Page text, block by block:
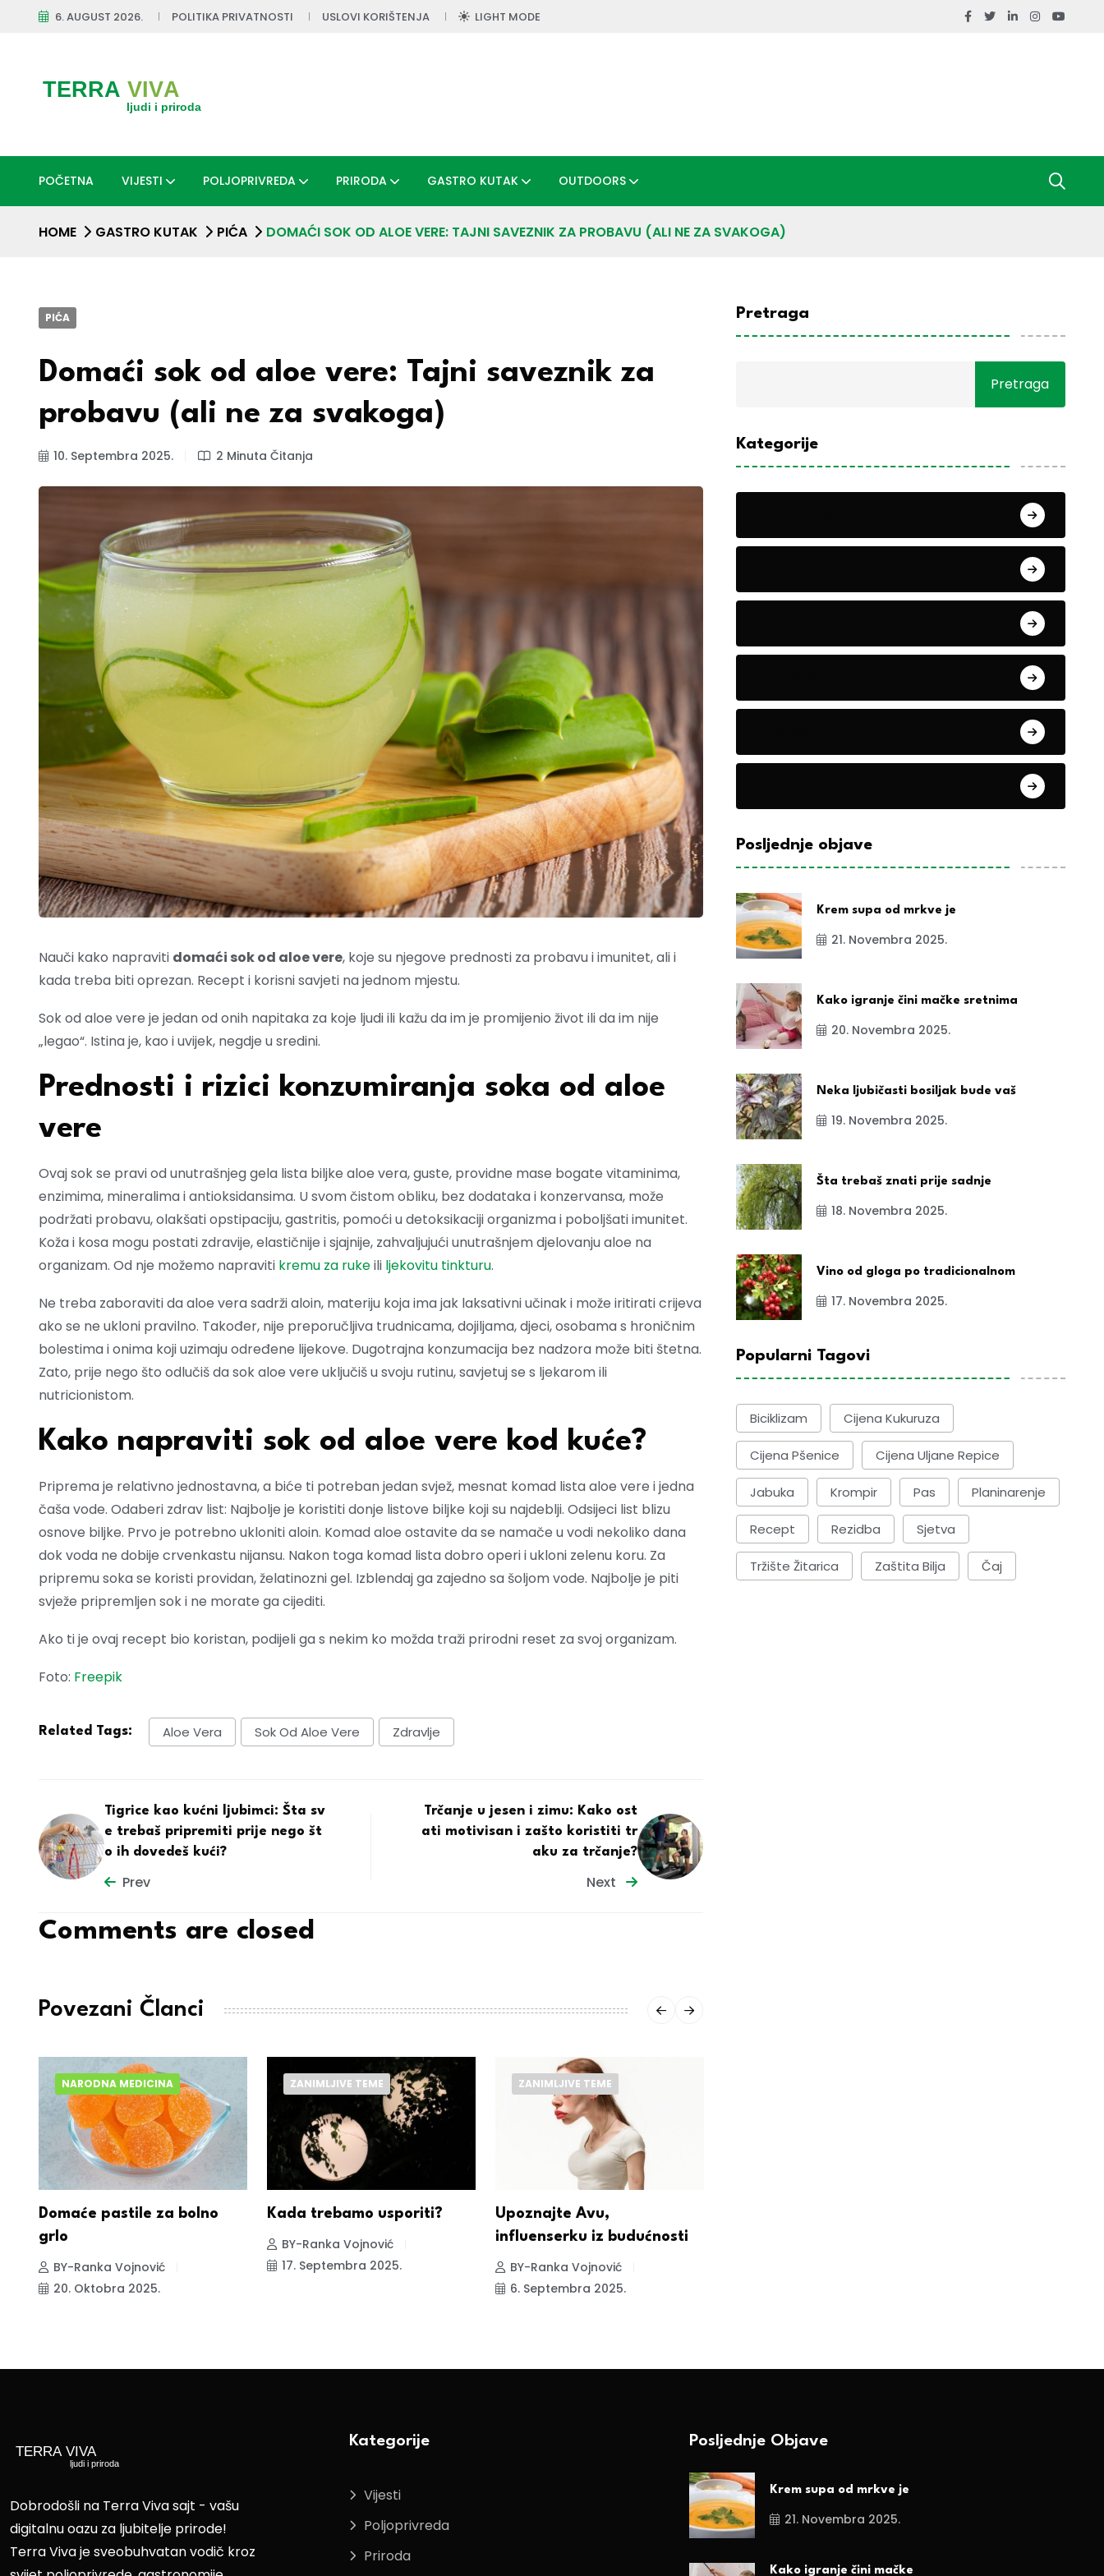
6. AUGUST 2026. POLITIKA PRIVATNOSTI USLOVI KORIŠTENJA LIGHT MODE
POČETNA VIJESTI POLJOPRIVREDA PRIRODA GASTRO KUTAK OUTDOORS
HOME GASTRO KUTAK PIĆA DOMAĆI SOK OD ALOE VERE: TAJNI SAVEZNIK ZA PROBAVU (ALI NE ZA SVAKOGA)
PIĆA
Domaći sok od aloe vere: Tajni saveznik za
probavu (ali ne za svakoga)
10. Septembra 2025. 2 Minuta Čitanja
Nauči kako napraviti domaći sok od aloe vere, koje su njegove prednosti za probavu i imunitet, ali i
kada treba biti oprezan. Recept i korisni savjeti na jednom mjestu.
Sok od aloe vere je jedan od onih napitaka za koje ljudi ili kažu da im je promijenio život ili da im nije
„legao“. Istina je, kao i uvijek, negdje u sredini.
Prednosti i rizici konzumiranja soka od aloe
vere
Ovaj sok se pravi od unutrašnjeg gela lista biljke aloe vera, guste, providne mase bogate vitaminima,
enzimima, mineralima i antioksidansima. U svom čistom obliku, bez dodataka i konzervansa, može
podržati probavu, olakšati opstipaciju, gastritis, pomoći u detoksikaciji organizma i poboljšati imunitet.
Koža i kosa mogu postati zdravije, elastičnije i sjajnije, zahvaljujući unutrašnjem djelovanju aloe na
organizam. Od nje možemo napraviti kremu za rukeili ljekovitu tinkturu.
Ne treba zaboraviti da aloe vera sadrži aloin, materiju koja ima jak laksativni učinak i može iritirati crijeva
ako se ne ukloni pravilno. Također, nije preporučljiva trudnicama, dojiljama, djeci, osobama s hroničnim
bolestima i onima koji uzimaju određene lijekove. Dugotrajna konzumacija bez nadzora može biti štetna.
Zato, prije nego što odlučiš da sok aloe vere uključiš u svoju rutinu, savjetuj se s ljekarom ili
nutricionistom.
Kako napraviti sok od aloe vere kod kuće?
Priprema je relativno jednostavna, a biće ti potreban jedan svjež, mesnat komad lista aloe vere i jedna
čaša vode. Odaberi zdrav list: Najbolje je koristiti donje listove biljke koji su najdeblji. Odsijeci list blizu
osnove biljke. Prvo je potrebno ukloniti aloin. Komad aloe ostavite da se namače u vodi nekoliko dana
dok voda ne dobije crvenkastu nijansu. Nakon toga komad lista dobro operi i ukloni zelenu koru. Za
pripremu soka se koristi providan, želatinozni gel. Izblendaj ga zajedno sa šoljom vode. Najbolje je piti
svježe pripremljen sok i ne morate ga cijediti.
Ako ti je ovaj recept bio koristan, podijeli ga s nekim ko možda traži prirodni reset za svoj organizam.
Foto: Freepik
Related Tags: Aloe Vera Sok Od Aloe Vere Zdravlje
Tigrice kao kućni ljubimci: Šta sv
e trebaš pripremiti prije nego št
o ih dovedeš kući?
Prev
Trčanje u jesen i zimu: Kako ost
ati motivisan i zašto koristiti tr
aku za trčanje?
Next
Comments are closed
Povezani Članci
NARODNA MEDICINA
Domaće pastile za bolno
grlo
BY-Ranka Vojnović
20. Oktobra 2025.
ZANIMLJIVE TEME
Kada trebamo usporiti?
BY-Ranka Vojnović
17. Septembra 2025.
ZANIMLJIVE TEME
Upoznajte Avu,
influenserku iz budućnosti
BY-Ranka Vojnović
6. Septembra 2025.
Pretraga
Pretraga
Kategorije
Posljednje objave
Krem supa od mrkve je
21. Novembra 2025.
Kako igranje čini mačke sretnima
20. Novembra 2025.
Neka ljubičasti bosiljak bude vaš
19. Novembra 2025.
Šta trebaš znati prije sadnje
18. Novembra 2025.
Vino od gloga po tradicionalnom
17. Novembra 2025.
Popularni Tagovi
Biciklizam Cijena Kukuruza
Cijena Pšenice Cijena Uljane Repice
Jabuka Krompir Pas Planinarenje
Recept Rezidba Sjetva
Tržište Žitarica Zaštita Bilja Čaj
Dobrodošli na Terra Viva sajt - vašu
digitalnu oazu za ljubitelje prirode!
Terra Viva je sveobuhvatan vodič kroz
Kategorije
Vijesti
Poljoprivreda
Priroda
Posljednje Objave
Krem supa od mrkve je
21. Novembra 2025.
Kako igranje čini mačke